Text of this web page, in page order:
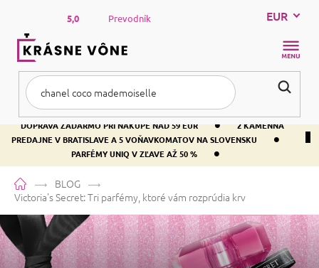
obsah
DOPRAVA ZADARMO PRI NÁKUPE NAD 59 EUR •
2 KAMENNÁ
PREDAJNE V BRATISLAVE A 5 VOŇAVKOMATOV NA SLOVENSKU
•
PARFÉMY UNIQ V ZĽAVE AŽ 50 % •
5,0 Prevodník EUR
DomovBLOG
Victoria's Secret: Tri parfémy, ktoré vám rozprúdia krv